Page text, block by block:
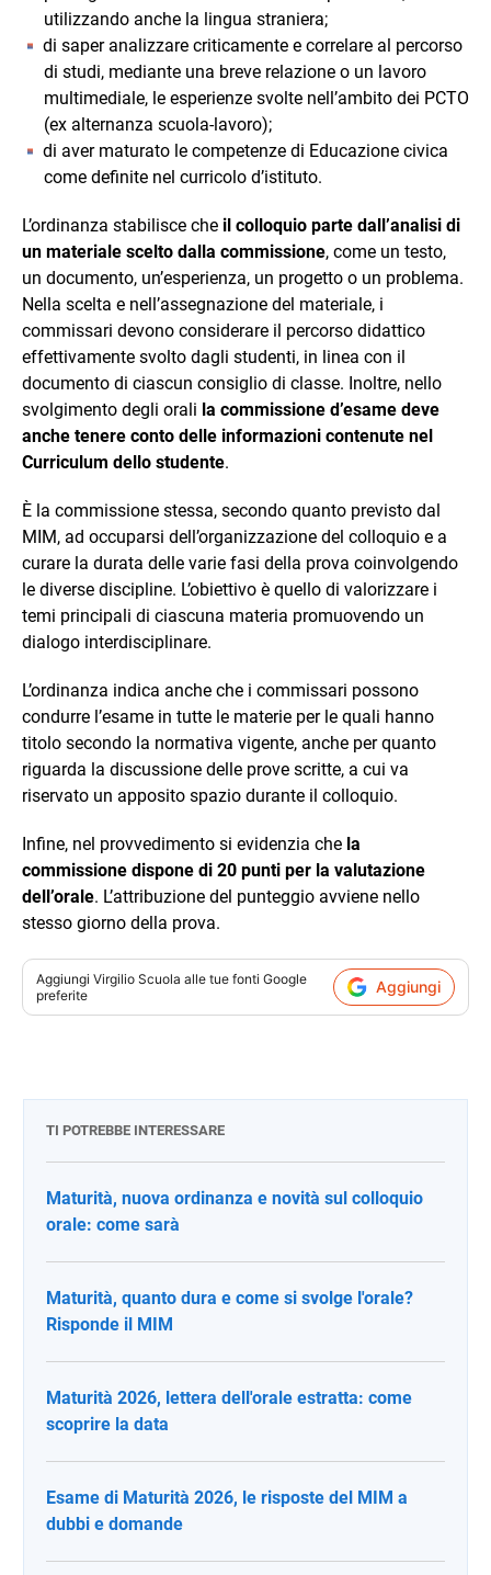
utilizzando anche la lingua straniera;
di saper analizzare criticamente e correlare al percorso
di studi, mediante una breve relazione o un lavoro
multimediale, le esperienze svolte nell’ambito dei PCTO
(ex alternanza scuola-lavoro);
di aver maturato le competenze di Educazione civica
come definite nel curricolo d’istituto.
L’ordinanza stabilisce che il colloquio parte dall’analisi di
un materiale scelto dalla commissione, come un testo,
un documento, un’esperienza, un progetto o un problema.
Nella scelta e nell’assegnazione del materiale, i
commissari devono considerare il percorso didattico
effettivamente svolto dagli studenti, in linea con il
documento di ciascun consiglio di classe. Inoltre, nello
svolgimento degli orali la commissione d’esame deve
anche tenere conto delle informazioni contenute nel
Curriculum dello studente.
È la commissione stessa, secondo quanto previsto dal
MIM, ad occuparsi dell’organizzazione del colloquio e a
curare la durata delle varie fasi della prova coinvolgendo
le diverse discipline. L’obiettivo è quello di valorizzare i
temi principali di ciascuna materia promuovendo un
dialogo interdisciplinare.
L’ordinanza indica anche che i commissari possono
condurre l’esame in tutte le materie per le quali hanno
titolo secondo la normativa vigente, anche per quanto
riguarda la discussione delle prove scritte, a cui va
riservato un apposito spazio durante il colloquio.
Infine, nel provvedimento si evidenzia che la
commissione dispone di 20 punti per la valutazione
dell’orale. L’attribuzione del punteggio avviene nello
stesso giorno della prova.
Aggiungi Virgilio Scuola alle tue fonti Google
preferite
Aggiungi
TI POTREBBE INTERESSARE
Maturità, nuova ordinanza e novità sul colloquio
orale: come sarà
Maturità, quanto dura e come si svolge l'orale?
Risponde il MIM
Maturità 2026, lettera dell'orale estratta: come
scoprire la data
Esame di Maturità 2026, le risposte del MIM a
dubbi e domande